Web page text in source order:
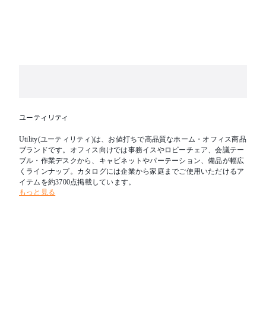
ユーティリティ
Utility(ユーティリティ)は、お値打ちで高品質なホーム・オフィス商品
ブランドです。オフィス向けでは事務イスやロビーチェア、会議テー
ブル・作業デスクから、キャビネットやパーテーション、備品が幅広
くラインナップ。カタログには企業から家庭までご使用いただけるア
イテムを約3700点掲載しています。
もっと見る